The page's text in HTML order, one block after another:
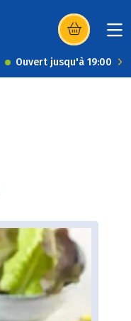
(s’ouvre dans
Ouvert jusqu'à 19:00